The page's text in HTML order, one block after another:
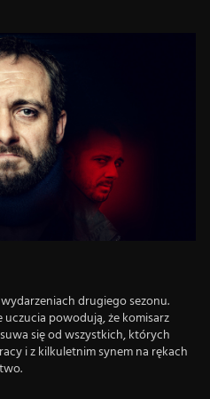
drugiego sezonu.
uczucia powodują, że komisarz
się od wszystkich, których
i z kilkuletnim synem na rękach